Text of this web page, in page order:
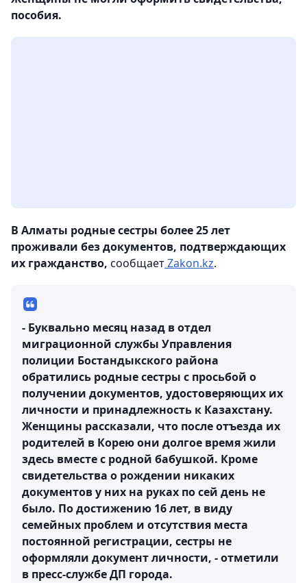
пособия.
В Алматы родные сестры более 25 лет
проживали без документов, подтверждающих
их гражданство, сообщаетZakon.kz.
- Буквально месяц назад в отдел
миграционной службы Управления
полиции Бостандыкского района
обратились родные сестры с просьбой о
получении документов, удостоверяющих их
личности и принадлежность к Казахстану.
Женщины рассказали, что после отъезда их
родителей в Корею они долгое время жили
здесь вместе с родной бабушкой. Кроме
свидетельства о рождении никаких
документов у них на руках по сей день не
было. По достижению 16 лет, в виду
семейных проблем и отсутствия места
постоянной регистрации, сестры не
оформляли документ личности, - отметили
в пресс-службе ДП города.